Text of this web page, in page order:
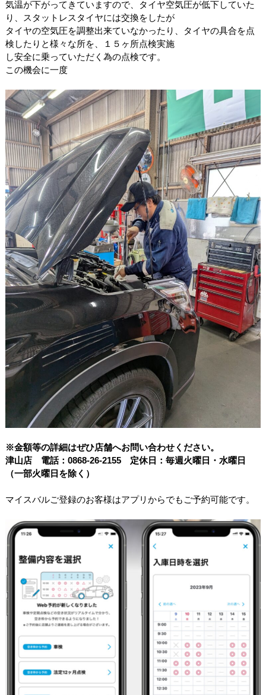
気温が下がってきていますので、タイヤ空気圧が低下していた
り、スタットレスタイヤには交換をしたが
タイヤの空気圧を調整出来ていなかったり、タイヤの具合を点
検したりと様々な所を、１５ヶ所点検実施
し安全に乗っていただく為の点検です。
この機会に一度
※金額等の詳細はぜひ店舗へお問い合わせください。
津山店 電話：0868-26-2155 定休日：毎週火曜日・水曜日
（一部火曜日を除く）
マイスバルご登録のお客様はアプリからでもご予約可能です。